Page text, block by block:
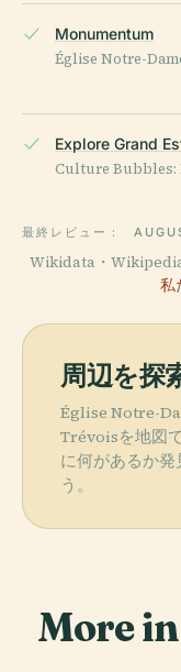
Monumentum
Église Notre-
Explore Grand
Culture Bubbles:
最終レビュー：
Wikidata・Wikipedia
私
周辺を探
Église Notre-
Trévoisを地図
に何があるか発
う。
More in